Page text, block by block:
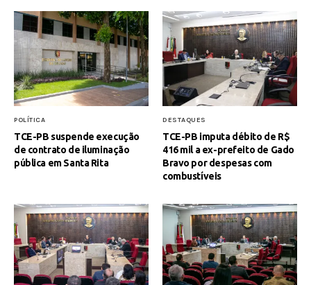
POLÍTICA
TCE-PB suspende execução
de contrato de iluminação
pública em Santa Rita
DESTAQUES
TCE-PB imputa débito de R$
416 mil a ex-prefeito de Gado
Bravo por despesas com
combustíveis